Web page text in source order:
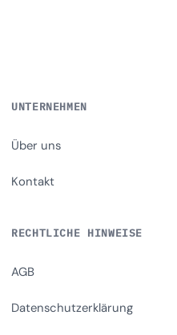
UNTERNEHMEN
Über uns
Kontakt
RECHTLICHE HINWEISE
AGB
Datenschutzerklärung